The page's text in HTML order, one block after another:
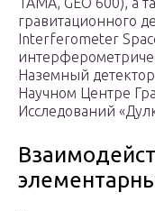
гравитационного
Interferometer
Наземный
Научном Центре
Исследований